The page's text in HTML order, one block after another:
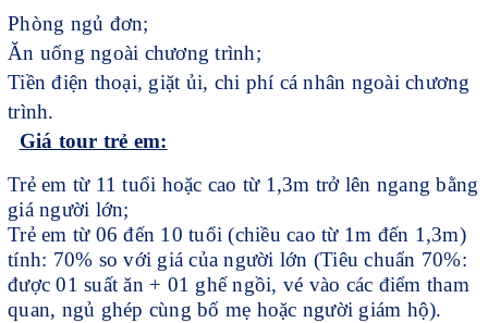
Phòng ngủ đơn;
Ăn uống ngoài chương trình;
Tiền điện thoại, giặt ủi, chi phí cá nhân ngoài chương
trình.
Giá tour trẻ em:
Trẻ em từ 11 tuổi hoặc cao từ 1,3m trở lên ngang bằng
giá người lớn;
Trẻ em từ 06 đến 10 tuổi (chiều cao từ 1m đến 1,3m)
tính: 70% so với giá của người lớn (Tiêu chuẩn 70%:
được 01 suất ăn + 01 ghế ngồi, vé vào các điểm tham
quan, ngủ ghép cùng bố mẹ hoặc người giám hộ).